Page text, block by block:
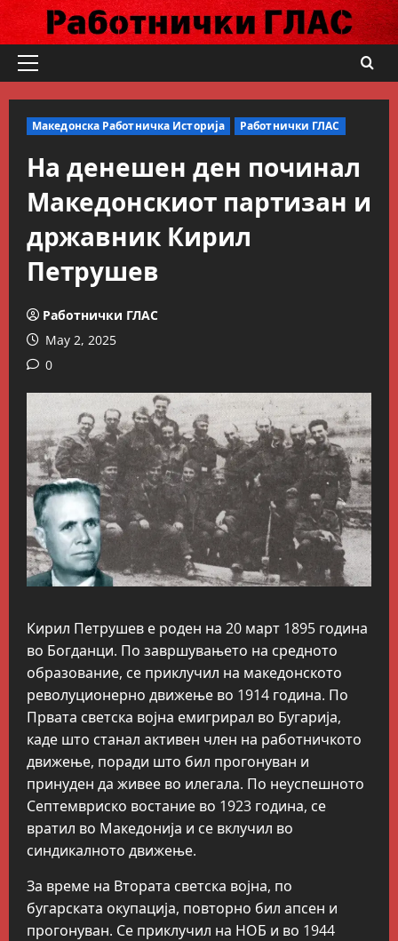
Skip
content
Primary
Македонска Работничка Историја Работнички ГЛАС
На денешен ден починал
Македонскиот партизан и
државник Кирил
Петрушев
Работнички ГЛАС
May 2, 2025
0
Кирил Петрушев е роден на 20 март 1895 година
во Богданци. По завршувањето на средното
образование, се приклучил на македонското
револуционерно движење во 1914 година. По
Првата светска војна емигрирал во Бугарија,
каде што станал активен член на работничкото
движење, поради што бил прогонуван и
принуден да живее во илегала. По неуспешното
Септемвриско востание во 1923 година, се
вратил во Македонија и се вклучил во
синдикалното движење.
За време на Втората светска војна, по
бугарската окупација, повторно бил апсен и
прогонуван. Се приклучил на НОБ и во 1944